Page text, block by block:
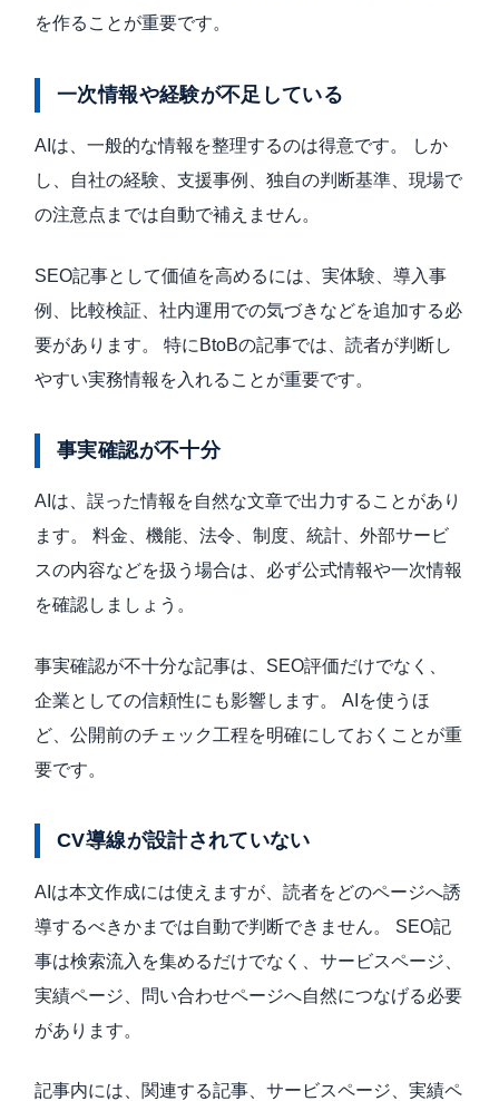
を作ることが重要です。
一次情報や経験が不足している
AIは、一般的な情報を整理するのは得意です。 しか
し、自社の経験、支援事例、独自の判断基準、現場で
の注意点までは自動で補えません。
SEO記事として価値を高めるには、実体験、導入事
例、比較検証、社内運用での気づきなどを追加する必
要があります。 特にBtoBの記事では、読者が判断し
やすい実務情報を入れることが重要です。
事実確認が不十分
AIは、誤った情報を自然な文章で出力することがあり
ます。 料金、機能、法令、制度、統計、外部サービ
スの内容などを扱う場合は、必ず公式情報や一次情報
を確認しましょう。
事実確認が不十分な記事は、SEO評価だけでなく、
企業としての信頼性にも影響します。 AIを使うほ
ど、公開前のチェック工程を明確にしておくことが重
要です。
CV導線が設計されていない
AIは本文作成には使えますが、読者をどのページへ誘
導するべきかまでは自動で判断できません。 SEO記
事は検索流入を集めるだけでなく、サービスページ、
実績ページ、問い合わせページへ自然につなげる必要
があります。
記事内には、関連する記事、サービスページ、実績ペ